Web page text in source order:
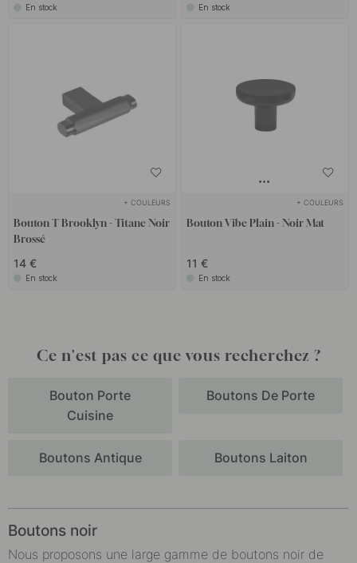
En stock En stock
+ COULEURS
Bouton T Brooklyn - Titane Noir
Brossé
14 €
En stock
+ COULEURS
Bouton Vibe Plain - Noir Mat
11 €
En stock
Ce n'est pas ce que vous recherchez ?
Bouton Porte
Cuisine
Boutons De Porte
Boutons Antique Boutons Laiton
Boutons noir
Nous proposons une large gamme de boutons noir de